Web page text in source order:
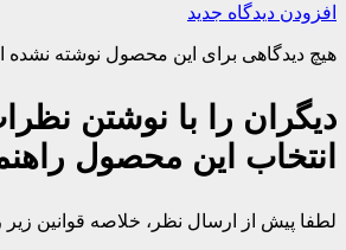
افزودن دیدگاه جدید
هیچ دیدگاهی برای این محصول نوشته
دیگران را با نوشتن
انتخاب این محصول
لطفا پیش از ارسال نظر، خلاصه قوانین زیر